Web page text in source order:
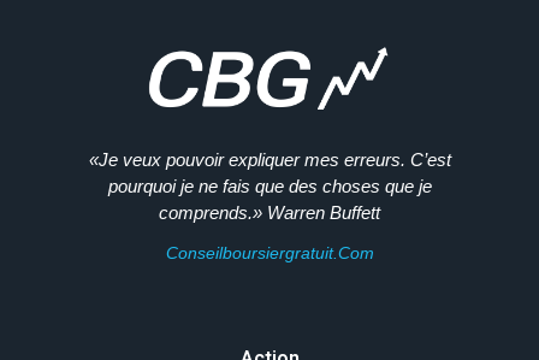
«Je veux pouvoir expliquer mes erreurs. C’est
pourquoi je ne fais que des choses que je
comprends.» Warren Buffett
Conseilboursiergratuit.com